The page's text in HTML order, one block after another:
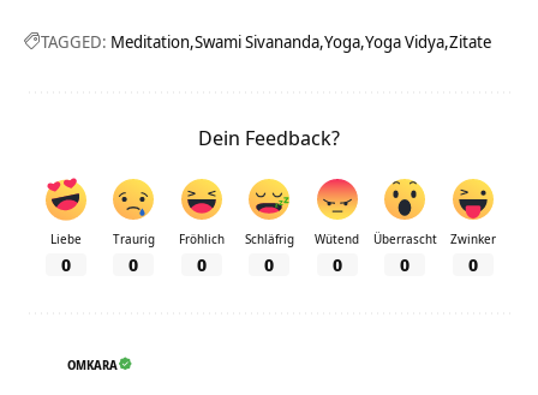
TAGGED: Meditation Swami Sivananda Yoga Yoga Vidya Zitate
Dein Feedback?
Liebe
0
Traurig
0
Fröhlich
0
Schläfrig
0
Wütend
0
Überrascht
0
Zwinker
0
OMKARA